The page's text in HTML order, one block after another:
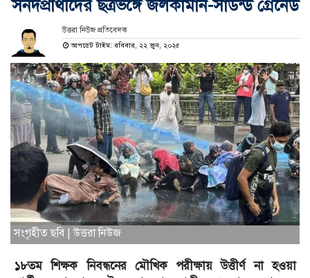
সনদপ্রার্থীদের ছত্রভঙ্গে জলকামান-সাউন্ড গ্রেনেড
উত্তরা নিউজ প্রতিবেদক
আপডেট টাইম: রবিবার, ২২ জুন, ২০২৫
সংগৃহীত ছবি | উত্তরা নিউজ
১৮তম শিক্ষক নিবন্ধনের মৌখিক পরীক্ষায় উত্তীর্ণ না হওয়া